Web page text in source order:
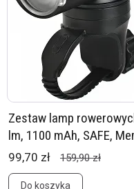
Zestaw lamp
lm, 1100 mAh, SAFE,
99,70 zł 159,90 zł
Do koszyka